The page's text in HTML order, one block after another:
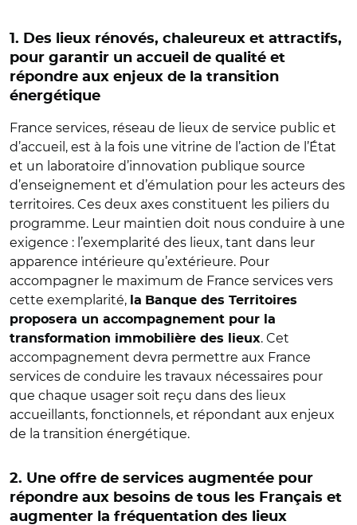
1. Des lieux rénovés, chaleureux et attractifs,
pour garantir un accueil de qualité et
répondre aux enjeux de la transition
énergétique
France services, réseau de lieux de service public et
d’accueil, est à la fois une vitrine de l’action de l’État
et un laboratoire d’innovation publique source
d’enseignement et d’émulation pour les acteurs des
territoires. Ces deux axes constituent les piliers du
programme. Leur maintien doit nous conduire à une
exigence : l’exemplarité des lieux, tant dans leur
apparence intérieure qu’extérieure. Pour
accompagner le maximum de France services vers
cette exemplarité, la Banque des Territoires
proposera un accompagnement pour la
transformation immobilière des lieux. Cet
accompagnement devra permettre aux France
services de conduire les travaux nécessaires pour
que chaque usager soit reçu dans des lieux
accueillants, fonctionnels, et répondant aux enjeux
de la transition énergétique.
2. Une offre de services augmentée pour
répondre aux besoins de tous les Français et
augmenter la fréquentation des lieux